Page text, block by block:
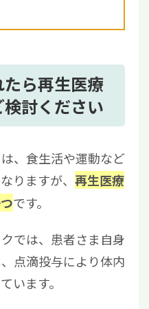
ら再生医療
討ください
、食生活や運動など
りますが、 再生医療
です。
では、患者さま自身
点滴投与により体内
います。